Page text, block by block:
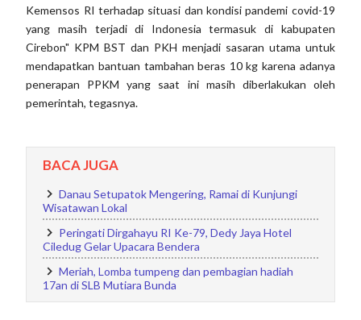
Kemensos RI terhadap situasi dan kondisi pandemi covid-19
yang masih terjadi di Indonesia termasuk di kabupaten
Cirebon" KPM BST dan PKH menjadi sasaran utama untuk
mendapatkan bantuan tambahan beras 10 kg karena adanya
penerapan PPKM yang saat ini masih diberlakukan oleh
pemerintah, tegasnya.
BACA JUGA
Danau Setupatok Mengering, Ramai di Kunjungi
Wisatawan Lokal
Peringati Dirgahayu RI Ke-79, Dedy Jaya Hotel
Ciledug Gelar Upacara Bendera
Meriah, Lomba tumpeng dan pembagian hadiah
17an di SLB Mutiara Bunda